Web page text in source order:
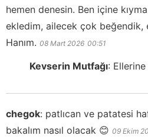
hemen denesin. Ben içine
ekledim, ailecek çok beğendik,
Hanım. 08 Mart 2026 00:51
Kevserin Mutfağı:
chegok: patlıcan ve patatesi
bakalım nasıl olacak 😊 09 Ekim